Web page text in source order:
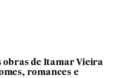
obras de Itamar Vieira
romances e